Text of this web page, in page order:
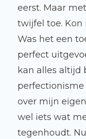
eerst. Maar
twijfel toe. Kon
Was het een
perfect
kan alles altijd
over mijn
wel iets wat
tegenhoudt.